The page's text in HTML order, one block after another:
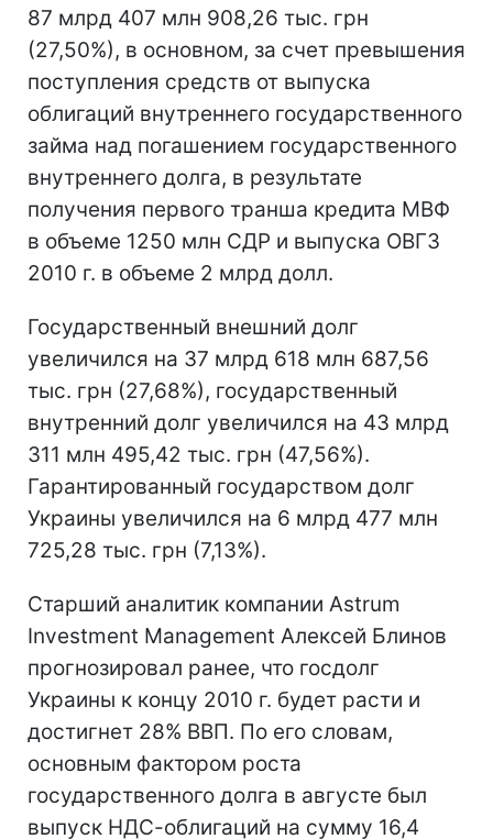
87 млрд 407 млн 908,26 тыс. грн
(27,50%), в основном, за счет превышения
поступления средств от выпуска
облигаций внутреннего государственного
займа над погашением государственного
внутреннего долга, в результате
получения первого транша кредита МВФ
в объеме 1250 млн СДР и выпуска ОВГЗ
2010 г. в объеме 2 млрд долл.
Государственный внешний долг
увеличился на 37 млрд 618 млн 687,56
тыс. грн (27,68%), государственный
внутренний долг увеличился на 43 млрд
311 млн 495,42 тыс. грн (47,56%).
Гарантированный государством долг
Украины увеличился на 6 млрд 477 млн
725,28 тыс. грн (7,13%).
Старший аналитик компании Astrum
Investment Management Алексей Блинов
прогнозировал ранее, что госдолг
Украины к концу 2010 г. будет расти и
достигнет 28% ВВП. По его словам,
основным фактором роста
государственного долга в августе был
выпуск НДС-облигаций на сумму 16,4